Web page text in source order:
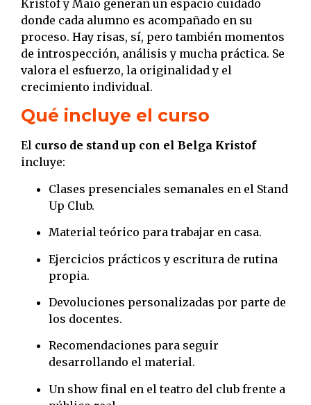
Kristof y Maio generan un espacio cuidado
donde cada alumno es acompañado en su
proceso. Hay risas, sí, pero también momentos
de introspección, análisis y mucha práctica. Se
valora el esfuerzo, la originalidad y el
crecimiento individual.
Qué incluye el curso
El curso de stand up con el Belga Kristof
incluye:
Clases presenciales semanales en el Stand
Up Club.
Material teórico para trabajar en casa.
Ejercicios prácticos y escritura de rutina
propia.
Devoluciones personalizadas por parte de
los docentes.
Recomendaciones para seguir
desarrollando el material.
Un show final en el teatro del club frente a